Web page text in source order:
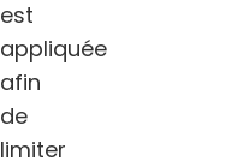
est
appliquée
afin
de
limiter